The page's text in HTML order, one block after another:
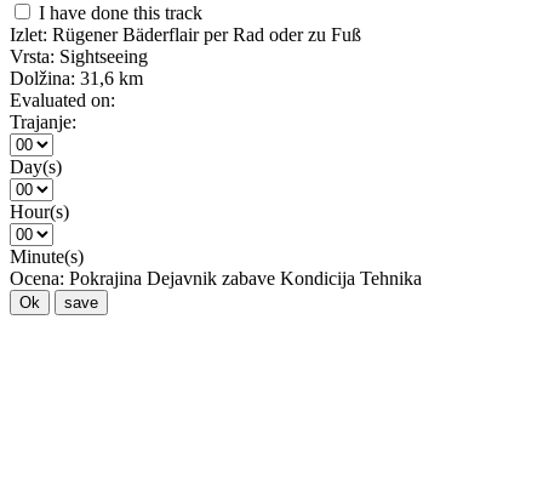
I have done this track
Izlet: Rügener Bäderflair per Rad oder zu Fuß
Vrsta: Sightseeing
Dolžina: 31,6 km
Evaluated on:
Trajanje:
Day(s)
Hour(s)
Minute(s)
Ocena: Pokrajina Dejavnik zabave Kondicija Tehnika
Ok save